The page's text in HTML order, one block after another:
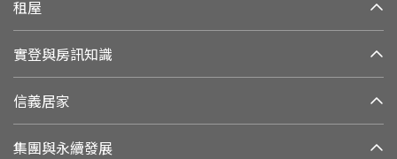
租屋
實登與房訊知識
信義居家
集團與永續發展